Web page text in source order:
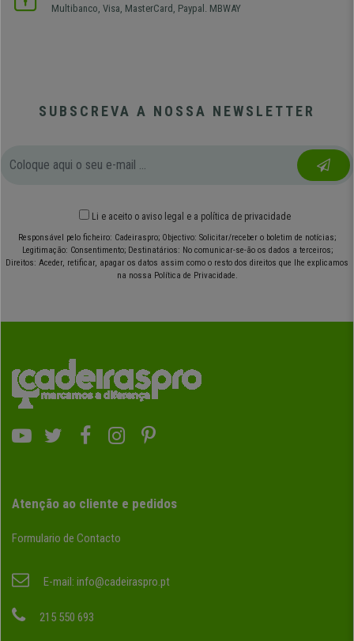
Multibanco, Visa, MasterCard, Paypal. MBWAY
SUBSCREVA A NOSSA NEWSLETTER
Li e aceito o aviso legal e a política de privacidade
Responsável pelo ficheiro: Cadeiraspro; Objectivo: Solicitar/receber o boletim de notícias;
Legitimação: Consentimento; Destinatários: No comunicar-se-ão os dados a terceiros;
Direitos: Aceder, retificar, apagar os datos assim como o resto dos direitos que lhe explicamos
na nossa Política de Privacidade.
Atenção ao cliente e pedidos
Formulario de Contacto
E-mail: info@cadeiraspro.pt
215 550 693